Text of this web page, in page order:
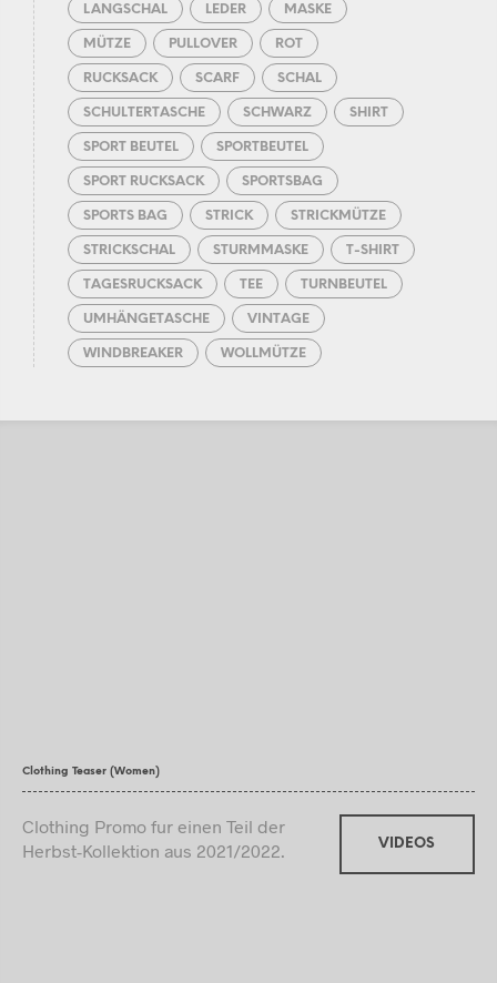
LANGSCHAL LEDER MASKE
MÜTZE PULLOVER ROT
RUCKSACK SCARF SCHAL
SCHULTERTASCHE SCHWARZ SHIRT
SPORT BEUTEL SPORTBEUTEL
SPORT RUCKSACK SPORTSBAG
SPORTS BAG STRICK STRICKMÜTZE
STRICKSCHAL STURMMASKE T-SHIRT
TAGESRUCKSACK TEE TURNBEUTEL
UMHÄNGETASCHE VINTAGE
WINDBREAKER WOLLMÜTZE
Clothing Teaser (Women)
Clothing Promo fur einen Teil der
Herbst-Kollektion aus 2021/2022.
VIDEOS